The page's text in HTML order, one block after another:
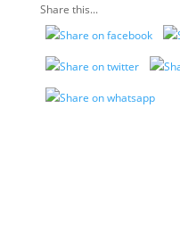
Share this...